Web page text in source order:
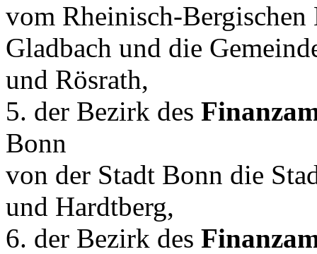
vom Rheinisch-
Gladbach und die
und Rösrath,
5. der Bezirk des
Bonn
von der Stadt Bonn die
und Hardtberg,
6. der Bezirk des